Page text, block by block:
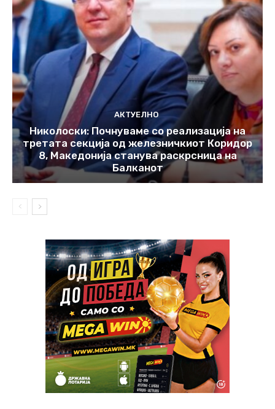
АКТУЕЛНО
Николоски: Почнуваме со реализација на
третата секција од железничкиот Коридор
8, Македонија станува раскрсница на
Балканот